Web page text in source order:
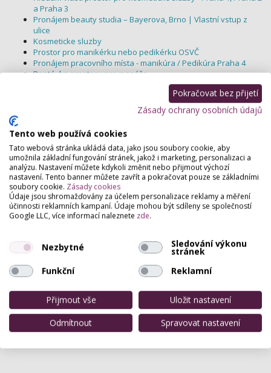
a Praha 3
Pronájem beauty studia – Bayerova, Brno | Vlastní vstup z
ulice
Kosmeticke sluzby
Prostor pro manikérku nebo pedikérku OSVČ
Pronájem pracovního místa - manikúra / Pedikúra Praha 4
Poptávka prostoru pro masáže
Hledám pronájem prostor na kosmetiku a pedikúru
Pronájem mistnosti PEDIKÚRA/MANIKÚRA - Praha 4-Šeberov
Kadeřnice na ŽL - Horních Měcholupy
Hledám prostory na poskytování pedikury
Pokračovat bez přijetí
Zásady ochrany osobních údajů
Tento web používá cookies
Tato webová stránka ukládá data, jako jsou soubory cookie, aby
umožnila základní fungování stránek, jakož i marketing, personalizaci a
analýzu. Nastavení můžete kdykoli změnit nebo přijmout výchozí
nastavení. Tento banner můžete zavřít a pokračovat pouze se základními
soubory cookie. Zásady cookies
Údaje jsou shromažďovány za účelem personalizace reklamy a měření
účinnosti reklamních kampaní. Údaje mohou být sdíleny se společností
Google LLC, více informací naleznete zde.
Nezbytné Sledování výkonu
stránek
Funkční
Reklamní
Přijmout vše
Uložit nastavení
Odmítnout
Spravovat nastavení